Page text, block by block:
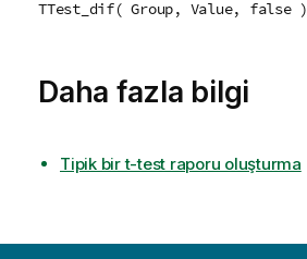
TTest_dif( Group, Value, false )
Daha fazla bilgi
Tipik bir t-test raporu oluşturma